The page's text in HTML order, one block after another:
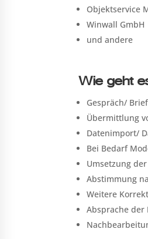
Objektservice
Winwall GmbH
und andere
Wie geht
Gespräch/
Übermittlung
Datenimport/
Bei Bedarf
Umsetzung
Abstimmung
Weitere
Absprache